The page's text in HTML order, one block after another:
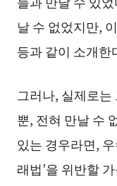
날 수 없었지만,
등과 같이 소개한
그러나, 실제로는
뿐, 전혀 만날 수
있는 경우라면,
래법’을 위반할